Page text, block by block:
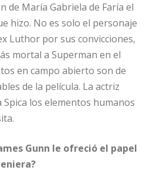
de María Gabriela de Faría el
hizo. No es solo el personaje
Luthor por sus convicciones,
mortal a Superman en el
en campo abierto son de
de la película. La actriz
Spica los elementos humanos
Gunn le ofreció el papel